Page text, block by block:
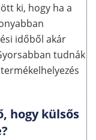
ki, hogy ha a
időből akár
tudnák
hogy külsős